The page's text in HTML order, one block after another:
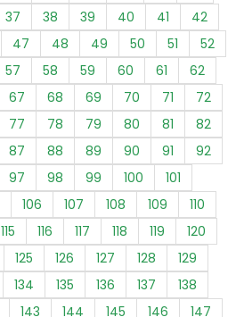
37 38 39 40 41
42
47 48 49 50 51
52
57 58 59 60 61
62
67 68 69 70 71
72
77 78 79 80 81
82
87 88 89 90 91
92
97 98 99 100
101
106 107 108 109
110
115 116 117 118 119
120
125 126 127 128
129
134 135 136 137
138
143 144 145 146 147